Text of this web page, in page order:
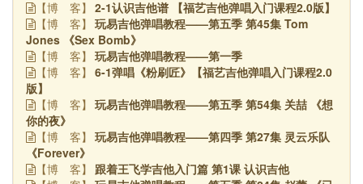
【博 客】 2-1认识吉他谱 【福艺吉他弹唱入门课程2.0版】
【博 客】
玩易吉他弹唱教程——第五季 第45集 Tom
Jones 《Sex Bomb》
【博 客】 玩易吉他弹唱教程——第一季
【博 客】
6-1弹唱《粉刷匠》【福艺吉他弹唱入门课程2.0
版】
【博 客】
玩易吉他弹唱教程——第五季 第54集 关喆 《想
你的夜》
【博 客】
玩易吉他弹唱教程——第四季 第27集 灵云乐队
《Forever》
【博 客】 跟着王飞学吉他入门篇 第1课 认识吉他